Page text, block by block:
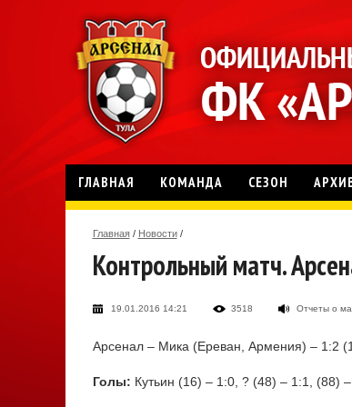
ГЛАВНАЯ КОМАНДА СЕЗОН
Главная / Новости /
Контрольный матч.
19.01.2016 14:21 3518 Отчеты о
Арсенал – Мика (Ереван, Армения) – 1:2
Голы: Кутьин (16) – 1:0, ? (48) – 1:1, (88)